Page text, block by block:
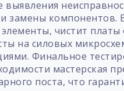
компонентов.
чистит
на силовых
Финальное
мастерская
поста, что